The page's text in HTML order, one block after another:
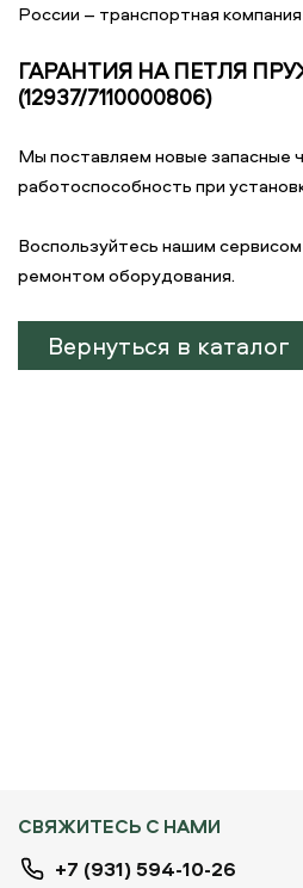
России – транспортная
ГАРАНТИЯ НА ПЕТЛЯ
(12937/7110000806)
Мы поставляем новые запасные
работоспособность при
Воспользуйтесь нашим
ремонтом оборудования.
Вернуться в каталог
СВЯЖИТЕСЬ С НАМИ
+7 (931) 594-10-26